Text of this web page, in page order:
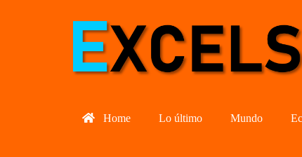
Home Lo último Mundo